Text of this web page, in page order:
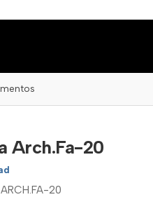
Arch.Fa-20
20